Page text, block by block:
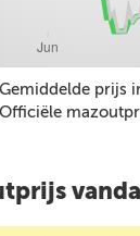
Gemiddelde prijs
Officiële